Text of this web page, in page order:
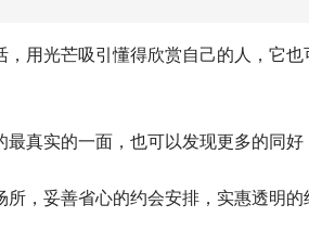
，用光芒吸引懂得欣赏自己的人，它
最真实的一面，也可以发现更多的同好
所，妥善省心的约会安排，实惠透明